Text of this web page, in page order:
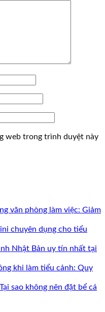
web trong trình duyệt này
văn phòng làm việc: Giảm
chuyên dụng cho tiểu
Nhật Bản uy tín nhất tại
khi làm tiểu cảnh: Quy
sao không nên đặt bể cá